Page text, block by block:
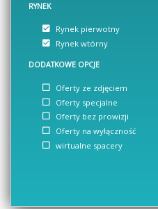
RYNEK
Rynek pierwotny
Rynek wtórny
DODATKOWE OPCJE
Oferty ze zdjęciem
Oferty specjalne
Oferty bez prowizji
Oferty na wyłączność
wirtualne spacery